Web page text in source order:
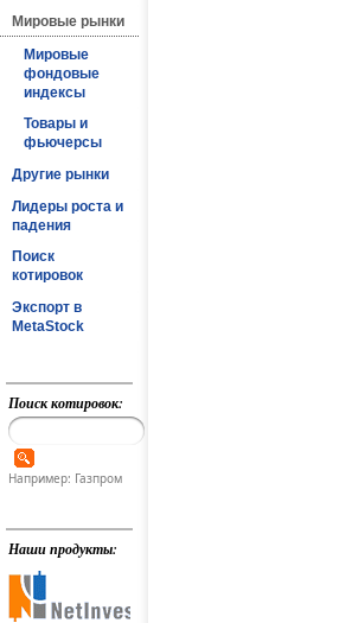
Мировые рынки
Мировые
фондовые
индексы
Товары и
фьючерсы
Другие рынки
Лидеры роста и
падения
Поиск
котировок
Экспорт в
MetaStock
Поиск котировок:
Например: Газпром
Наши продукты: